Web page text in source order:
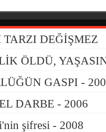
TARZI DEĞİŞMEZ
ÖLDÜ,
GASPI -
DARBE - 2006
şifresi - 2008